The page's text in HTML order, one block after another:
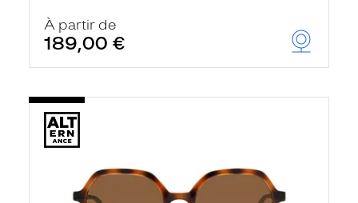
À partir de
189,00 €